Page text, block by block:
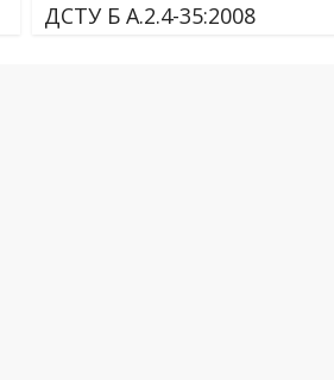
ДСТУ Б А.2.4-35:2008